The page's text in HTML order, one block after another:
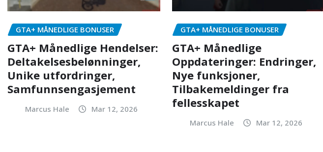
GTA+ MÅNEDLIGE BONUSER
GTA+ Månedlige Hendelser:
Deltakelsesbelønninger,
Unike utfordringer,
Samfunnsengasjement
Marcus Hale Mar 12, 2026
GTA+ MÅNEDLIGE BONUSER
GTA+ Månedlige
Oppdateringer: Endringer,
Nye funksjoner,
Tilbakemeldinger fra
fellesskapet
Marcus Hale Mar 12, 2026